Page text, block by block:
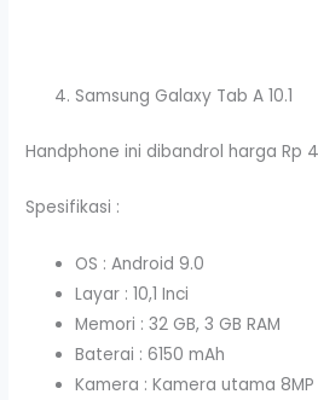
Samsung Galaxy Tab A 10.1
Handphone ini dibandrol harga Rp
Spesifikasi :
OS : Android 9.0
Layar : 10,1 Inci
Memori : 32 GB, 3 GB RAM
Baterai : 6150 mAh
Kamera : Kamera utama